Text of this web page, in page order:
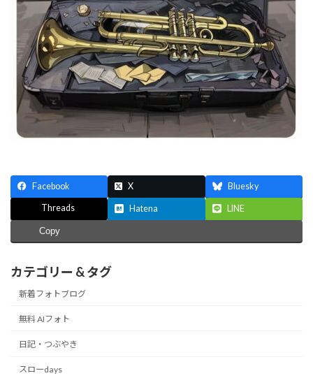
Facebook X Bluesky
Threads Hatena LINE
Copy
カテゴリー & タグ
新着フォトブログ
無料 AIフォト
日記・つぶやき
スローdays